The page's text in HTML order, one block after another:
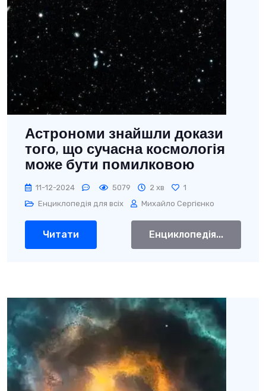
Астрономи знайшли докази
того, що сучасна космологія
може бути помилковою
11-12-2024 5079 2 хв
1
Енциклопедія для всіх
Михайло Сергієнко
Читати Енциклопедія...